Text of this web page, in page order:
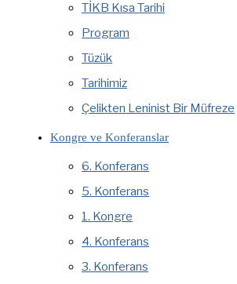
TİKB Kısa Tarihi
Program
Tüzük
Tarihimiz
Çelikten Leninist Bir Müfreze
Kongre ve Konferanslar
6. Konferans
5. Konferans
1. Kongre
4. Konferans
3. Konferans